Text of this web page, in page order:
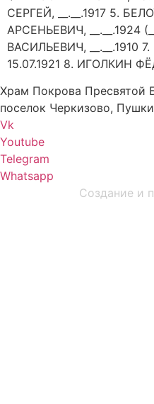
СЕРГЕЙ, __.__.1917 5.
АРСЕНЬЕВИЧ, __.__.1924
ВАСИЛЬЕВИЧ, __.__.1910
15.07.1921 8. ИГОЛКИН
Храм Покрова Пресвятой
поселок Черкизово,
Vk
Youtube
Telegram
Whatsapp
Создание и